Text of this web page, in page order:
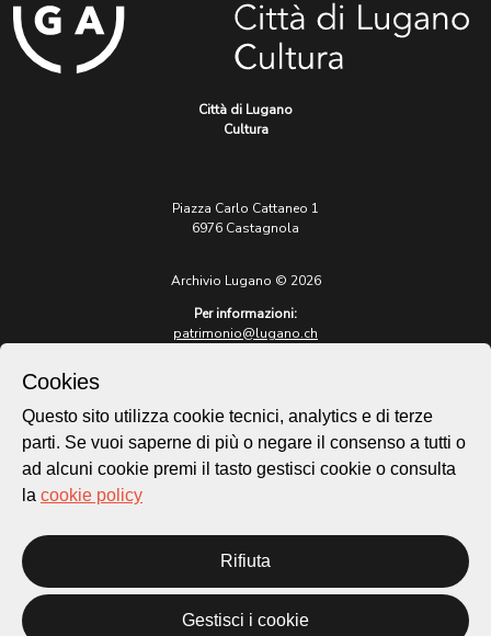
Città di Lugano
Cultura
Piazza Carlo Cattaneo 1
6976 Castagnola
Archivio Lugano © 2026
Per informazioni:
patrimonio@lugano.ch
lugano.ch
Cookie policy
Homepage
Temi
Novità
Cookies
Questo sito utilizza cookie tecnici, analytics e di terze
parti. Se vuoi saperne di più o negare il consenso a tutti o
ad alcuni cookie premi il tasto gestisci cookie o consulta
la cookie policy
Rifiuta
Gestisci i cookie